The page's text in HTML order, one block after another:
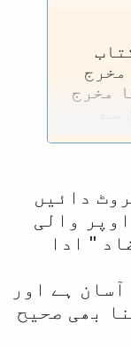
مخرج
ہے
کی
طرح
" کو
کو "
دائیں
والی
" ادا
ہے اور
بھی صحیح